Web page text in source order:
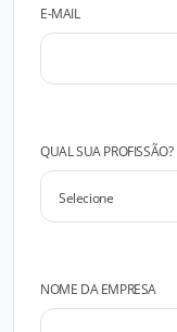
E-MAIL
QUAL SUA PROFISSÃO?
NOME DA EMPRESA